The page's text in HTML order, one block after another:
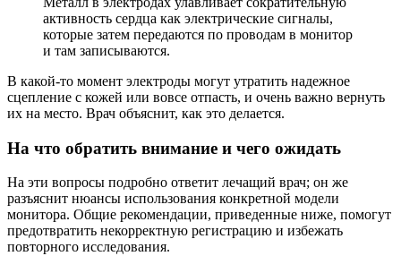
активность сердца как электрические сигналы,
которые затем передаются по проводам в монитор
и там записываются.
В какой-то момент электроды могут утратить надежное
сцепление с кожей или вовсе отпасть, и очень важно вернуть
их на место. Врач объяснит, как это делается.
На что обратить внимание и чего ожидать
На эти вопросы подробно ответит лечащий врач; он же
разъяснит нюансы использования конкретной модели
монитора. Общие рекомендации, приведенные ниже, помогут
предотвратить некорректную регистрацию и избежать
повторного исследования.